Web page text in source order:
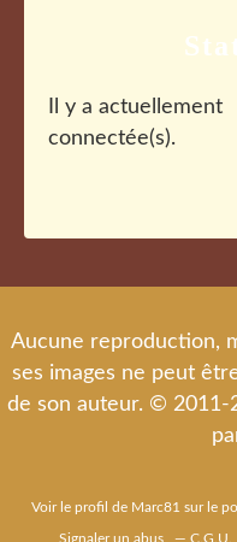
Il y a actuellement
connectée(s).
Aucune reproduction,
ses images ne peut
de son auteur. ©
Voir le profil de Marc81 sur le
Signaler un abus C.G.U.